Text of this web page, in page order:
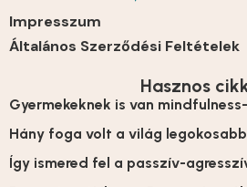
Impresszum
Általános Szerződési Feltételek
Hasznos
Gyermekeknek is van
Hány foga volt a világ
Így ismered fel a passzív-